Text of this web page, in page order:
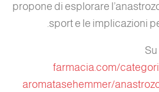
propone di esplorare
sport e le implicazioni
Su
farmacia.com/
aromatasehemmer/